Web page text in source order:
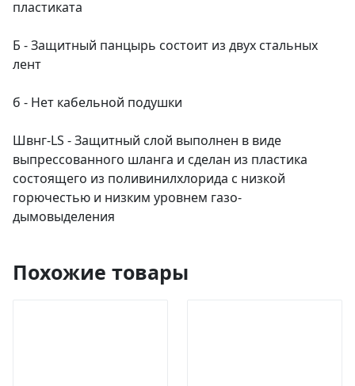
пластиката
Б - Защитный панцырь состоит из двух стальных
лент
б - Нет кабельной подушки
Швнг-LS - Защитный слой выполнен в виде
выпрессованного шланга и сделан из пластика
состоящего из поливинилхлорида с низкой
горючестью и низким уровнем газо-
дымовыделения
Похожие товары